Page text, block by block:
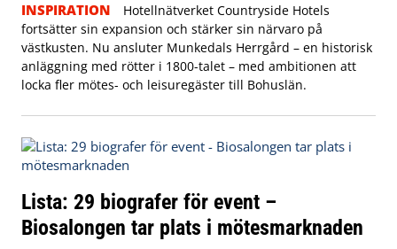
INSPIRATION
Hotellnätverket Countryside Hotels
fortsätter sin expansion och stärker sin närvaro på
västkusten. Nu ansluter Munkedals Herrgård – en historisk
anläggning med rötter i 1800-talet – med ambitionen att
locka fler mötes- och leisuregäster till Bohuslän.
Lista: 29 biografer för event –
Biosalongen tar plats i mötesmarknaden